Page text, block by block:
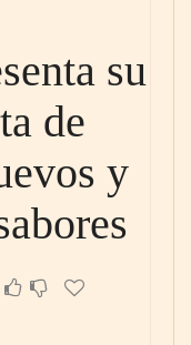
su
de
y